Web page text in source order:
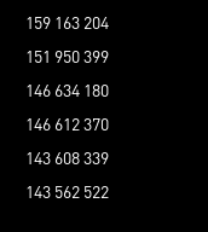
159 163 204
151 950 399
146 634 180
146 612 370
143 608 339
143 562 522